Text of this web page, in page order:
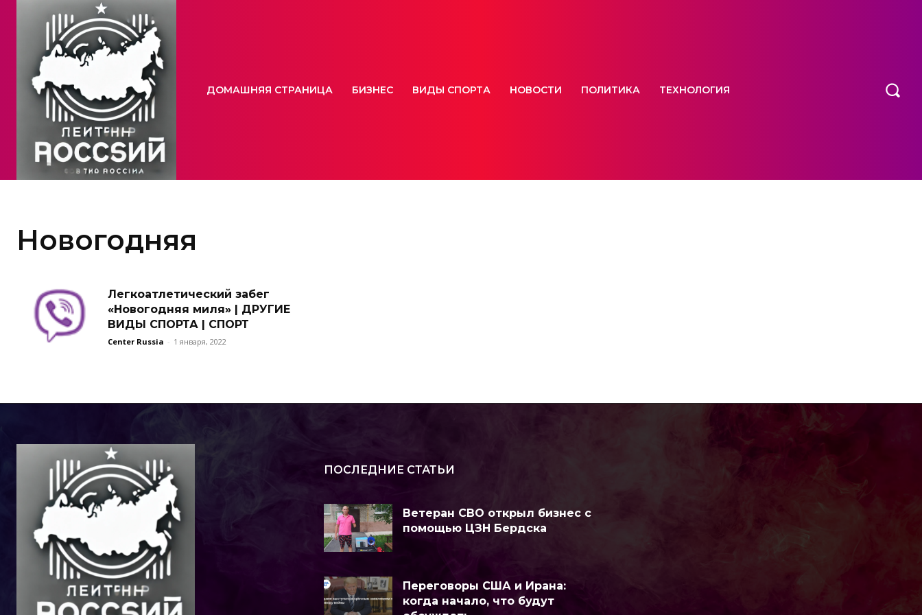
ДОМАШНЯЯ СТРАНИЦА БИЗНЕС ВИДЫ СПОРТА НОВОСТИ ПОЛИТИКА ТЕХНОЛОГИЯ
Новогодняя
Легкоатлетический забег
«Новогодняя миля» | ДРУГИЕ
ВИДЫ СПОРТА | СПОРТ
Center Russia - 1 января, 2022
ПОСЛЕДНИЕ СТАТЬИ
Ветеран СВО открыл бизнес с
помощью ЦЗН Бердска
Переговоры США и Ирана:
когда начало, что будут